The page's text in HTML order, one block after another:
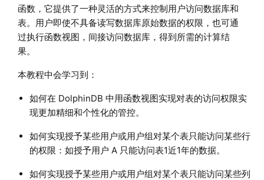
函数，它提供了一种灵活的方式来控制用户访问数据库和
表。用户即使不具备读写数据库原始数据的权限，也可通
过执行函数视图，间接访问数据库，得到所需的计算结
果。
本教程中会学习到：
如何在 DolphinDB 中用函数视图实现对表的访问权限实
现更加精细和个性化的管控。
如何实现授予某些用户或用户组对某个表只能访问某些行
的权限：如授予用户 A 只能访问表1近1年的数据。
如何实现授予某些用户或用户组对某个表只能访问某些列